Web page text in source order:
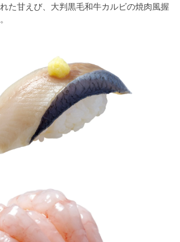
た甘えび、大判黒毛和牛カルビの焼肉風握